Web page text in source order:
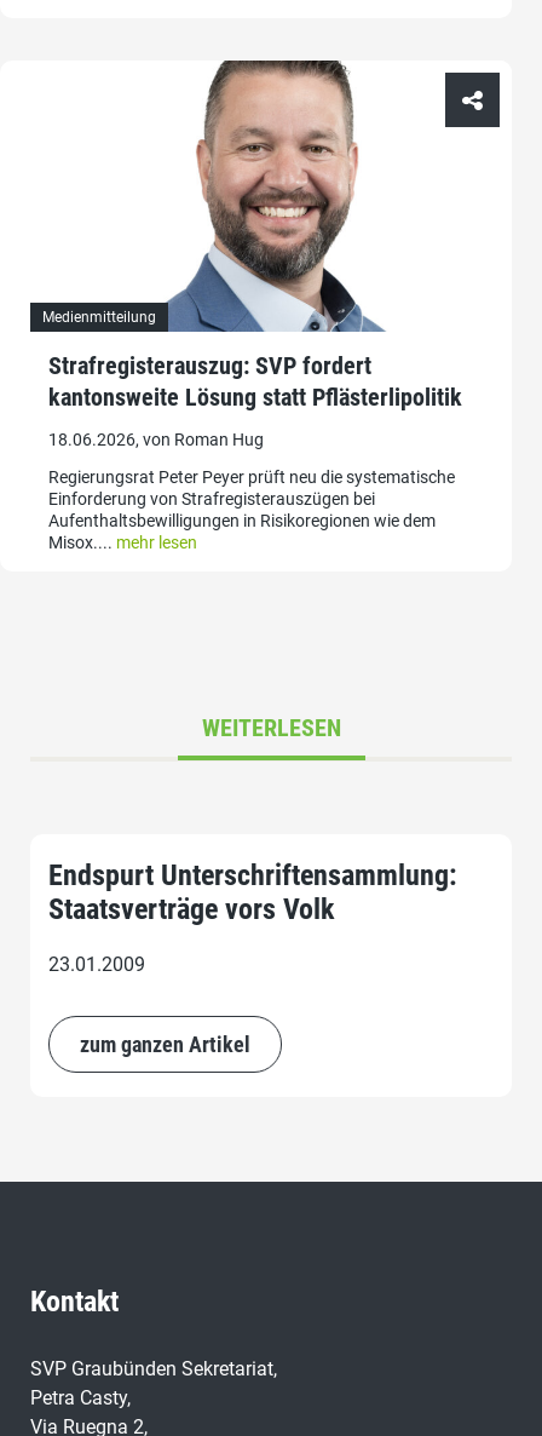
Medienmitteilung
Strafregisterauszug: SVP fordert
kantonsweite Lösung statt Pflästerlipolitik
18.06.2026, von Roman Hug
Regierungsrat Peter Peyer prüft neu die systematische
Einforderung von Strafregisterauszügen bei
Aufenthaltsbewilligungen in Risikoregionen wie dem
Misox.... mehr lesen
WEITERLESEN
Endspurt Unterschriftensammlung:
Staatsverträge vors Volk
23.01.2009
zum ganzen Artikel
Kontakt
SVP Graubünden Sekretariat,
Petra Casty,
Via Ruegna 2,